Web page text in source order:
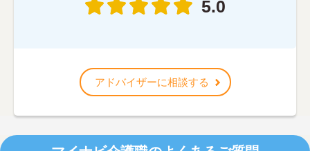
5.0
アドバイザーに相談する